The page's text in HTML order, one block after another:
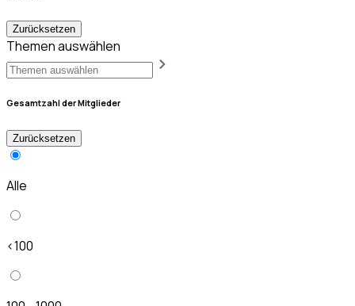
Zurücksetzen
Themen auswählen
Gesamtzahl der Mitglieder
Zurücksetzen
Alle
<100